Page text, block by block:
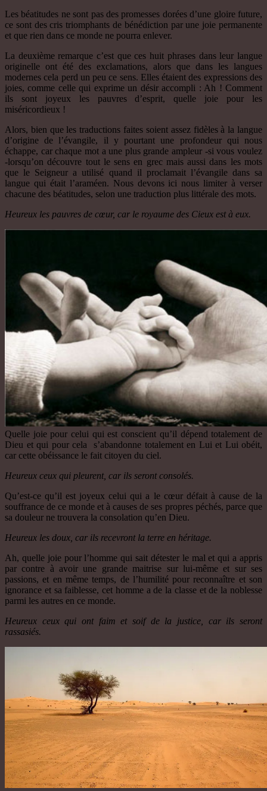
Les béatitudes ne sont pas des promesses dorées d’une gloire future,
ce sont des cris triomphants de bénédiction par une joie permanente
et que rien dans ce monde ne pourra enlever.
La deuxième remarque c’est que ces huit phrases dans leur langue
originelle ont été des exclamations, alors que dans les langues
modernes cela perd un peu ce sens. Elles étaient des expressions des
joies, comme celle qui exprime un désir accompli : Ah ! Comment
ils sont joyeux les pauvres d’esprit, quelle joie pour les
miséricordieux !
Alors, bien que les traductions faites soient assez fidèles à la langue
d’origine de l’évangile, il y pourtant une profondeur qui nous
échappe, car chaque mot a une plus grande ampleur -si vous voulez
-lorsqu’on découvre tout le sens en grec mais aussi dans les mots
que le Seigneur a utilisé quand il proclamait l’évangile dans sa
langue qui était l’araméen. Nous devons ici nous limiter à verser
chacune des béatitudes, selon une traduction plus littérale des mots.
Heureux les pauvres de cœur, car le royaume des Cieux est à eux.
Quelle joie pour celui qui est conscient qu’il dépend totalement de
Dieu et qui pour cela s’abandonne totalement en Lui et Lui obéit,
car cette obéissance le fait citoyen du ciel.
Heureux ceux qui pleurent, car ils seront consolés.
Qu’est-ce qu’il est joyeux celui qui a le cœur défait à cause de la
souffrance de ce monde et à causes de ses propres péchés, parce que
sa douleur ne trouvera la consolation qu’en Dieu.
Heureux les doux, car ils recevront la terre en héritage.
Ah, quelle joie pour l’homme qui sait détester le mal et qui a appris
par contre à avoir une grande maitrise sur lui-même et sur ses
passions, et en même temps, de l’humilité pour reconnaître et son
ignorance et sa faiblesse, cet homme a de la classe et de la noblesse
parmi les autres en ce monde.
Heureux ceux qui ont faim et soif de la justice, car ils seront
rassasiés.